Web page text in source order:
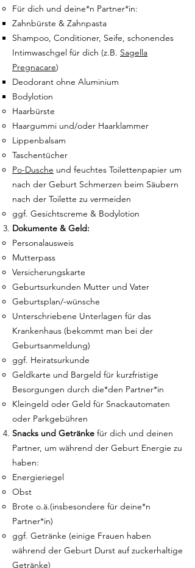
Für dich und deine*n Partner*in:
Zahnbürste & Zahnpasta
Shampoo, Conditioner, Seife, schonendes
Intimwaschgel für dich (z.B. Sagella
Pregnacare)
Deodorant ohne Aluminium
Bodylotion
Haarbürste
Haargummi und/oder Haarklammer
Lippenbalsam
Taschentücher
Po-Dusche und feuchtes Toilettenpapier um
nach der Geburt Schmerzen beim Säubern
nach der Toilette zu vermeiden
ggf. Gesichtscreme & Bodylotion
Dokumente & Geld:
Personalausweis
Mutterpass
Versicherungskarte
Geburtsurkunden Mutter und Vater
Geburtsplan/-wünsche
Unterschriebene Unterlagen für das
Krankenhaus (bekommt man bei der
Geburtsanmeldung)
ggf. Heiratsurkunde
Geldkarte und Bargeld für kurzfristige
Besorgungen durch die*den Partner*in
Kleingeld oder Geld für Snackautomaten
oder Parkgebühren
Snacks und Getränke für dich und deinen
Partner, um während der Geburt Energie zu
haben:
Energieriegel
Obst
Brote o.ä.(insbesondere für deine*n
Partner*in)
ggf. Getränke (einige Frauen haben
während der Geburt Durst auf zuckerhaltige
Getränke)